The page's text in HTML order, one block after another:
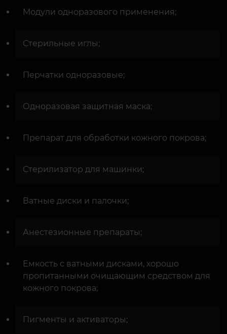
Модули одноразового применения;
Стерильные иглы;
Перчатки одноразовые;
Одноразовая защитная маска;
Препарат для обработки кожного покрова;
Стерилизатор для машинки;
Ватные диски и палочки;
Анестезионные препараты;
Емкость с ватными дисками, хорошо
пропитанными очищающим средством для
кожного покрова;
Пигменты и активаторы;